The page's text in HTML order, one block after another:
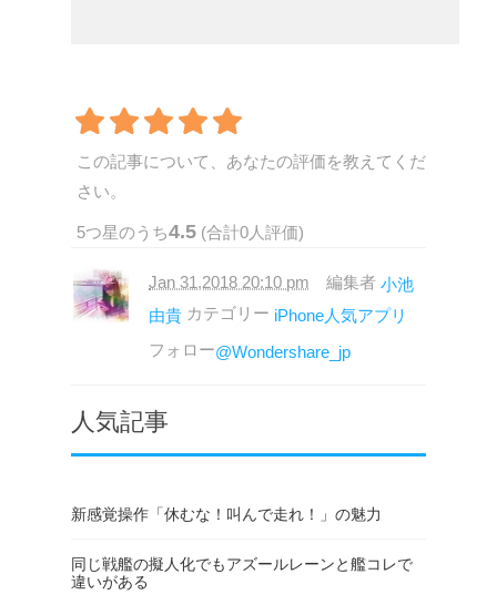
この記事について、あなたの評価を教えてくだ
さい。
5つ星のうち4.5 (合計0 人評価)
Jan 31,2018 20:10 pm 編集者 小池
由貴 カテゴリー iPhone人気アプリ
フォロー@Wondershare_jp
人気記事
新感覚操作「休むな！叫んで走れ！」の魅力
同じ戦艦の擬人化でもアズールレーンと艦コレで
違いがある